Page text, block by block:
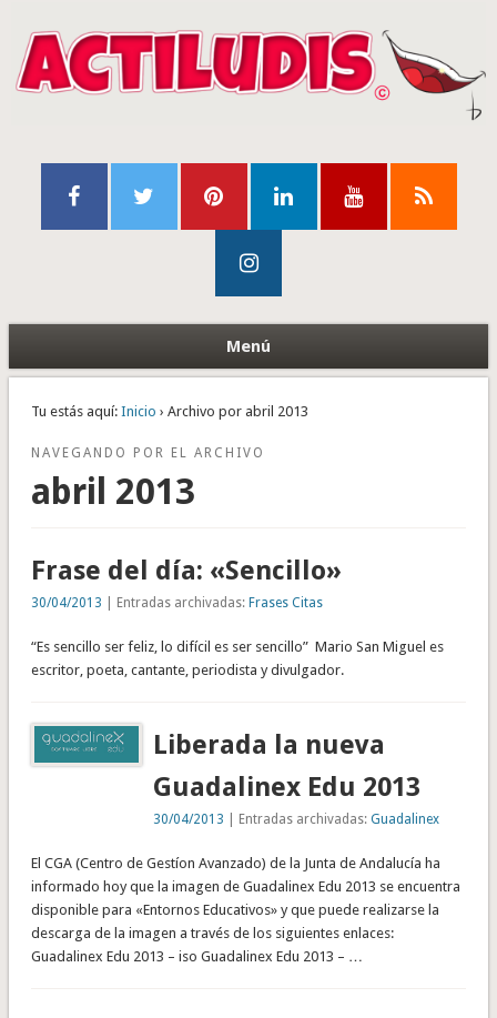
Menú
Tu estás aquí: Inicio › Archivo por abril 2013
NAVEGANDO POR EL ARCHIVO
abril 2013
Frase del día: «Sencillo»
30/04/2013 | Entradas archivadas: Frases Citas
“Es sencillo ser feliz, lo difícil es ser sencillo” Mario San Miguel es
escritor, poeta, cantante, periodista y divulgador.
Liberada la nueva
Guadalinex Edu 2013
30/04/2013 | Entradas archivadas:Guadalinex
El CGA (Centro de Gestíon Avanzado) de la Junta de Andalucía ha
informado hoy que la imagen de Guadalinex Edu 2013 se encuentra
disponible para «Entornos Educativos» y que puede realizarse la
descarga de la imagen a través de los siguientes enlaces:
Guadalinex Edu 2013 – iso Guadalinex Edu 2013 – …